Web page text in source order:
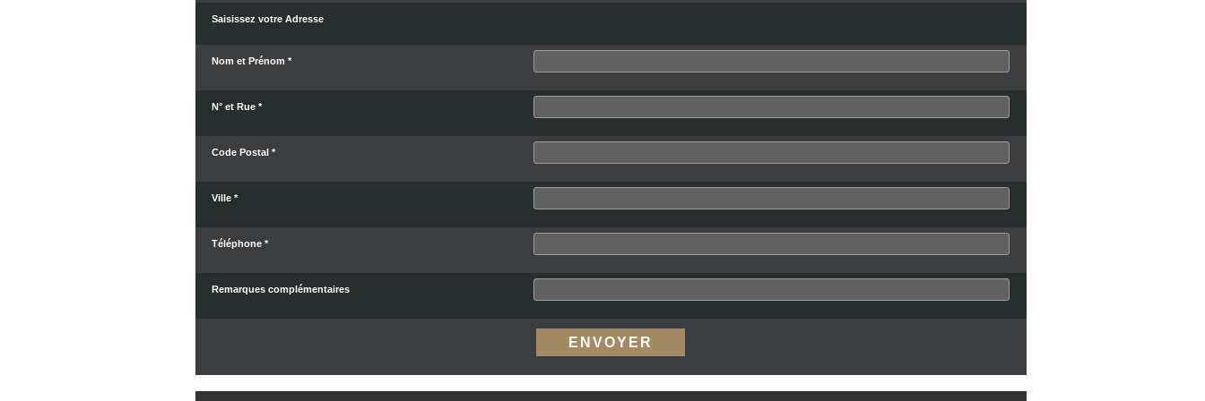
Saisissez votre Adresse
Nom et Prénom *
N° et Rue *
Code Postal *
Ville *
Téléphone *
Remarques complémentaires